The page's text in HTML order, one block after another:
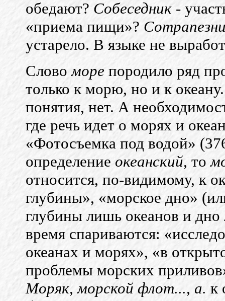
обедают? Собеседник -
«приема пищи»?
устарело. В языке не
Словоморе породило ряд
только к морю, но и к
понятия, нет. А
где речь идет о морях и
«Фотосъемка под водой»
определение океанский, то
относится, по-видимому, к
глубины», «морское дно»
глубины лишь океанов и
время спариваются:
океанах и морях», «в
проблемы морских
Моряк, морской флот..., а. к